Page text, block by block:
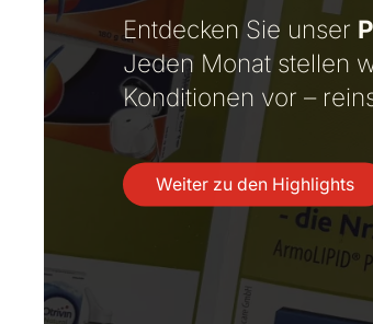
Entdecken Sie unser
Jeden Monat stellen
Konditionen vor –
Weiter zu den Highlights